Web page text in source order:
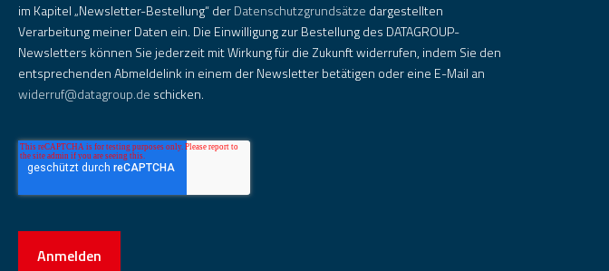
im Kapitel „Newsletter-Bestellung“ derDatenschutzgrundsätze dargestellten
Verarbeitung meiner Daten ein. Die Einwilligung zur Bestellung des DATAGROUP-
Newsletters können Sie jederzeit mit Wirkung für die Zukunft widerrufen, indem Sie den
entsprechenden Abmeldelink in einem der Newsletter betätigen oder eine E-Mail an
widerruf@datagroup.de schicken.
Anmelden